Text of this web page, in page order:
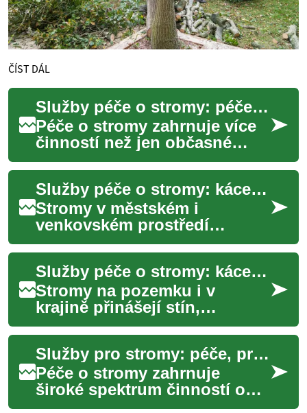
ČÍST DÁL
Služby péče o stromy: péče v zahradě i v lese
Péče o stromy zahrnuje více
činností než jen občasné
kácení nebo prořezávání.
Správná údržba zvyšuje
bezpečnost, zdra...
Služby péče o stromy: kácení, prořezávání a údržba
Stromy v městském i
venkovském prostředí
vyžadují pravidelnou péči,
aby zůstaly zdravé, bezpečné
a estetické. Tento č...
Služby péče o stromy: kácení, řez a údržba zahrady
Stromy na pozemku i v
krajině přinášejí stín,
biodiverzitu a estetiku, ale
vyžadují odbornou péči.
Tento článek popis...
Služby pro stromy: péče, prořezávání a bezpečnost
Péče o stromy zahrnuje
široké spektrum činností od
pravidelného prořezávání